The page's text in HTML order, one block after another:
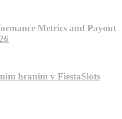
Metrics and Payout
hranim v FiestaSlots